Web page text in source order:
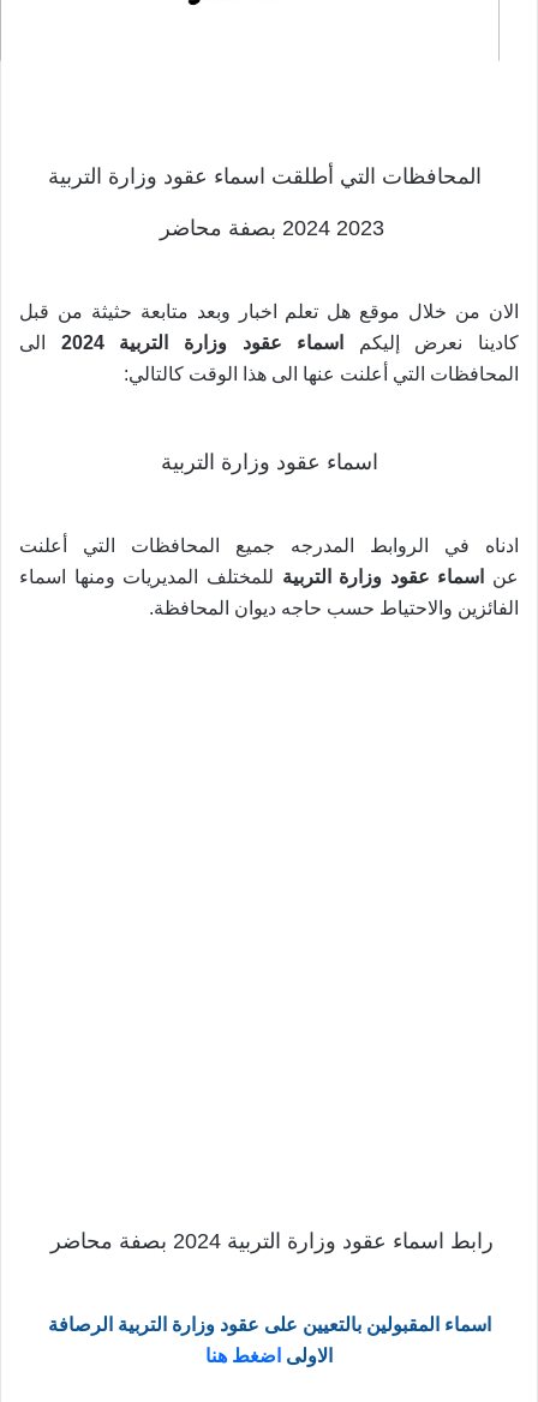
المحافظات التي أطلقت اسماء عقود وزارة التربية
2023 2024 بصفة محاضر
الان من خلال موقع هل تعلم اخبار وبعد متابعة حثيثة من قبل
كادينا نعرض إليكم
اسماء عقود وزارة التربية 2024
الى
المحافظات التي أعلنت عنها الى هذا الوقت كالتالي:
اسماء عقود وزارة التربية
ادناه في الروابط المدرجه جميع المحافظات التي أعلنت
عن
اسماء عقود وزارة التربية للمختلف المديريات ومنها اسماء
الفائزين والاحتياط حسب حاجه ديوان المحافظة.
رابط اسماء عقود وزارة التربية 2024 بصفة محاضر
اسماء المقبولين بالتعيين على عقود وزارة التربية الرصافة
الاولى اضغط هنا